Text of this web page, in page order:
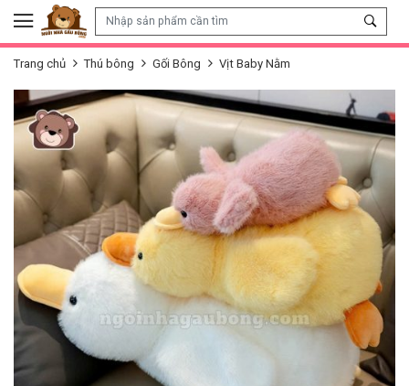
Skip to content
Trang chủ Thú bông Gối Bông Vịt Baby Nằm